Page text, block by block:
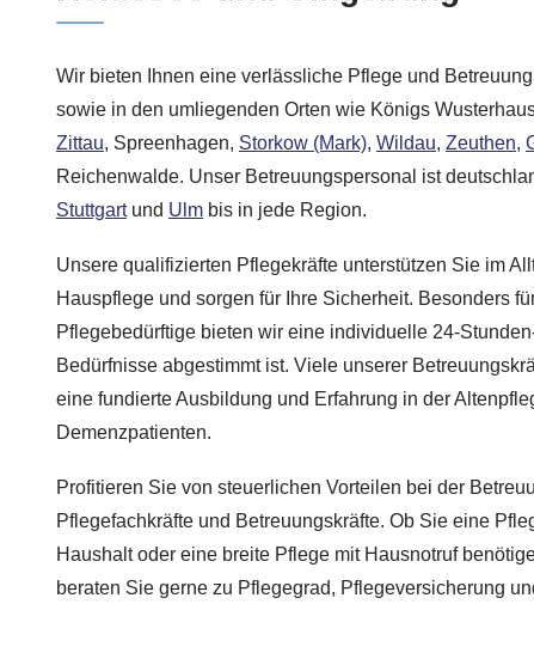
Wir bieten Ihnen eine verlässliche Pflege und
sowie in den umliegenden Orten wie Königs
Zittau, Spreenhagen, Storkow (Mark), Wildau, Zeuthen,
Reichenwalde. Unser Betreuungspersonal ist
Stuttgartund Ulm bis in jede Region.
Unsere qualifizierten Pflegekräfte unterstützen Sie im
Hauspflege und sorgen für Ihre Sicherheit. Besonders
Pflegebedürftige bieten wir eine individuelle 24-
Bedürfnisse abgestimmt ist. Viele unserer
eine fundierte Ausbildung und Erfahrung in der
Demenzpatienten.
Profitieren Sie von steuerlichen Vorteilen bei der
Pflegefachkräfte und Betreuungskräfte. Ob Sie eine
Haushalt oder eine breite Pflege mit Hausnotruf
beraten Sie gerne zu Pflegegrad, Pflegeversicherung